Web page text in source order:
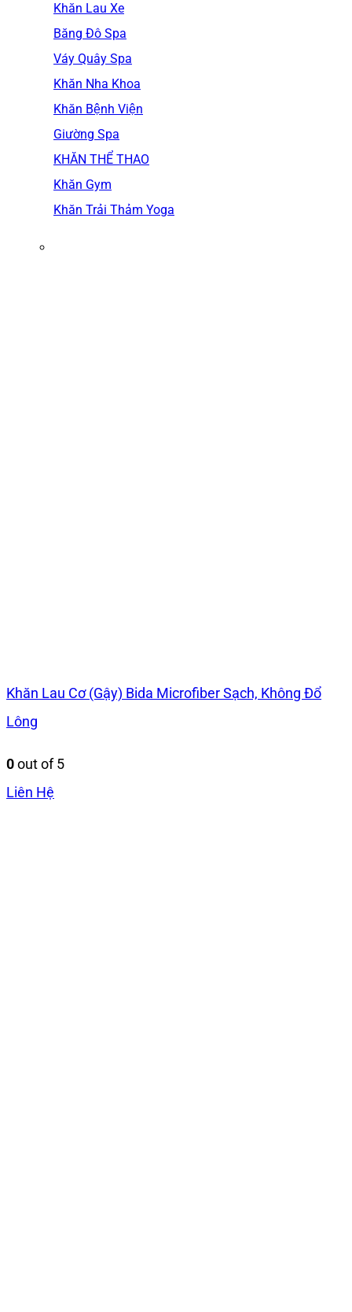
Khăn Lau Xe
Băng Đô Spa
Váy Quây Spa
Khăn Nha Khoa
Khăn Bệnh Viện
Giường Spa
KHĂN THỂ THAO
Khăn Gym
Khăn Trải Thảm Yoga
Khăn Lau Cơ (Gậy) Bida Microfiber Sạch, Không Đổ
Lông
0out of 5
Liên Hệ